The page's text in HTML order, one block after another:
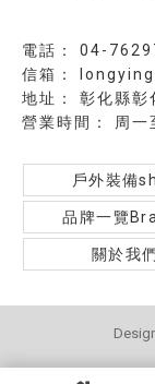
04-
彰化縣彰
周
戶外裝備
品牌一覽
關於我們